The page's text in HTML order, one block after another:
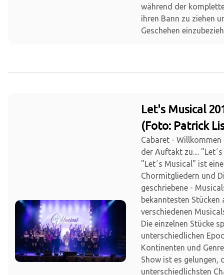
während der
ihren Bann zu ziehen
Geschehen
Let's Musical
(Foto: Patrick
Cabaret - Willkommen
der Auftakt zu....
"Let´s Musical" ist
Chormitgliedern und
geschriebene -
bekanntesten Stücken
verschiedenen
Die einzelnen Stücke
unterschiedlichen
Kontinenten und
Show ist es gelungen,
unterschiedlichsten